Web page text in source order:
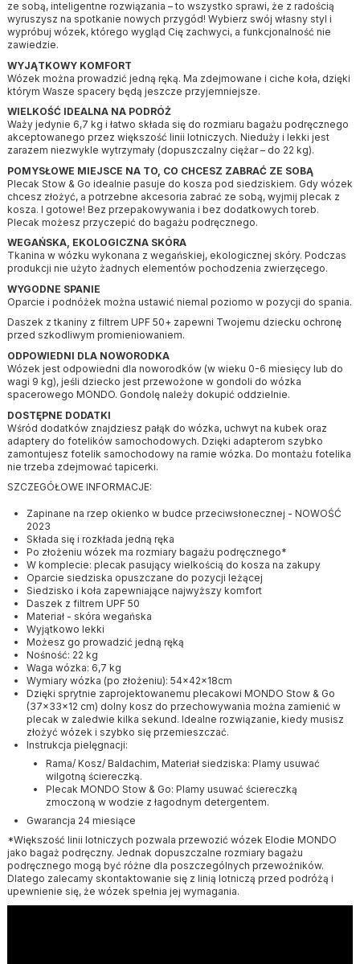
ze sobą, inteligentne rozwiązania – to wszystko sprawi, że z radością
wyruszysz na spotkanie nowych przygód! Wybierz swój własny styl i
wypróbuj wózek, którego wygląd Cię zachwyci, a funkcjonalność nie
zawiedzie.
WYJĄTKOWY KOMFORT
Wózek można prowadzić jedną ręką. Ma zdejmowane i ciche koła, dzięki
którym Wasze spacery będą jeszcze przyjemniejsze.
WIELKOŚĆ IDEALNA NA PODRÓŻ
Waży jedynie 6,7 kg i łatwo składa się do rozmiaru bagażu podręcznego
akceptowanego przez większość linii lotniczych. Nieduży i lekki jest
zarazem niezwykle wytrzymały (dopuszczalny ciężar – do 22 kg).
POMYSŁOWE MIEJSCE NA TO, CO CHCESZ ZABRAĆ ZE SOBĄ
Plecak Stow & Go idealnie pasuje do kosza pod siedziskiem. Gdy wózek
chcesz złożyć, a potrzebne akcesoria zabrać ze sobą, wyjmij plecak z
kosza. I gotowe! Bez przepakowywania i bez dodatkowych toreb.
Plecak możesz przyczepić do bagażu podręcznego.
WEGAŃSKA, EKOLOGICZNA SKÓRA
Tkanina w wózku wykonana z wegańskiej, ekologicznej skóry. Podczas
produkcji nie użyto żadnych elementów pochodzenia zwierzęcego.
WYGODNE SPANIE
Oparcie i podnóżek można ustawić niemal poziomo w pozycji do spania.
Daszek z tkaniny z filtrem UPF 50+ zapewni Twojemu dziecku ochronę
przed szkodliwym promieniowaniem.
ODPOWIEDNI DLA NOWORODKA
Wózek jest odpowiedni dla noworodków (w wieku 0-6 miesięcy lub do
wagi 9 kg), jeśli dziecko jest przewożone w gondoli do wózka
spacerowego MONDO. Gondolę należy dokupić oddzielnie.
DOSTĘPNE DODATKI
Wśród dodatków znajdziesz pałąk do wózka, uchwyt na kubek oraz
adaptery do fotelików samochodowych. Dzięki adapterom szybko
zamontujesz fotelik samochodowy na ramie wózka. Do montażu fotelika
nie trzeba zdejmować tapicerki.
SZCZEGÓŁOWE INFORMACJE:
Zapinane na rzep okienko w budce przeciwsłonecznej - NOWOŚĆ
2023
Składa się i rozkłada jedną ręka
Po złożeniu wózek ma rozmiary bagażu podręcznego*
W komplecie: plecak pasujący wielkością do kosza na zakupy
Oparcie siedziska opuszczane do pozycji leżącej
Siedzisko i koła zapewniające najwyższy komfort
Daszek z filtrem UPF 50
Materiał - skóra wegańska
Wyjątkowo lekki
Możesz go prowadzić jedną ręką
Nośność: 22 kg
Waga wózka: 6,7 kg
Wymiary wózka (po złożeniu): 54x42x18cm
Dzięki sprytnie zaprojektowanemu plecakowi MONDO Stow & Go
(37x33x12 cm) dolny kosz do przechowywania można zamienić w
plecak w zaledwie kilka sekund. Idealne rozwiązanie, kiedy musisz
złożyć wózek i szybko się przemieszczać.
Instrukcja pielęgnacji:
Rama/ Kosz/ Baldachim, Materiał siedziska: Plamy usuwać
wilgotną ściereczką.
Plecak MONDO Stow & Go: Plamy usuwać ściereczką
zmoczoną w wodzie z łagodnym detergentem.
Gwarancja 24 miesiące
*Większość linii lotniczych pozwala przewozić wózek Elodie MONDO
jako bagaż podręczny. Jednak dopuszczalne rozmiary bagażu
podręcznego mogą być różne dla poszczególnych przewoźników.
Dlatego zalecamy skontaktowanie się z linią lotniczą przed podróżą i
upewnienie się, że wózek spełnia jej wymagania.